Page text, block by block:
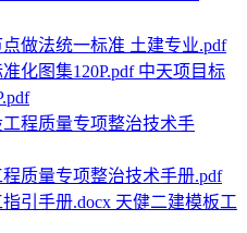
做法统一标准 土建专业.pdf
中天项目标
质量专项整治技术手册.pdf
天健二建模板工